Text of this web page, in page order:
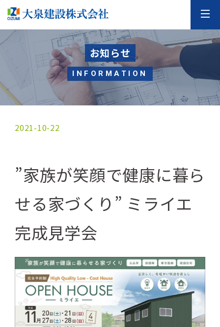
お知らせ
INFORMATION
2021-10-22
”家族が笑顔で健康に暮ら
せる家づくり” ミライエ
完成見学会